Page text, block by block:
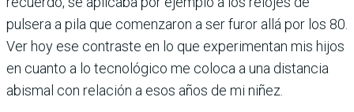
pulsera a pila que comenzaron a ser furor allá por los 80.
Ver hoy ese contraste en lo que experimentan mis hijos
en cuanto a lo tecnológico me coloca a una distancia
abismal con relación a esos años de mi niñez.